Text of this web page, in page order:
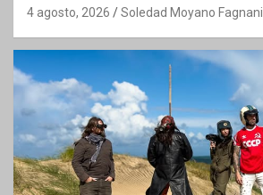
4 agosto, 2026 Soledad Moyano Fagnani